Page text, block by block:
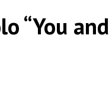
“You and